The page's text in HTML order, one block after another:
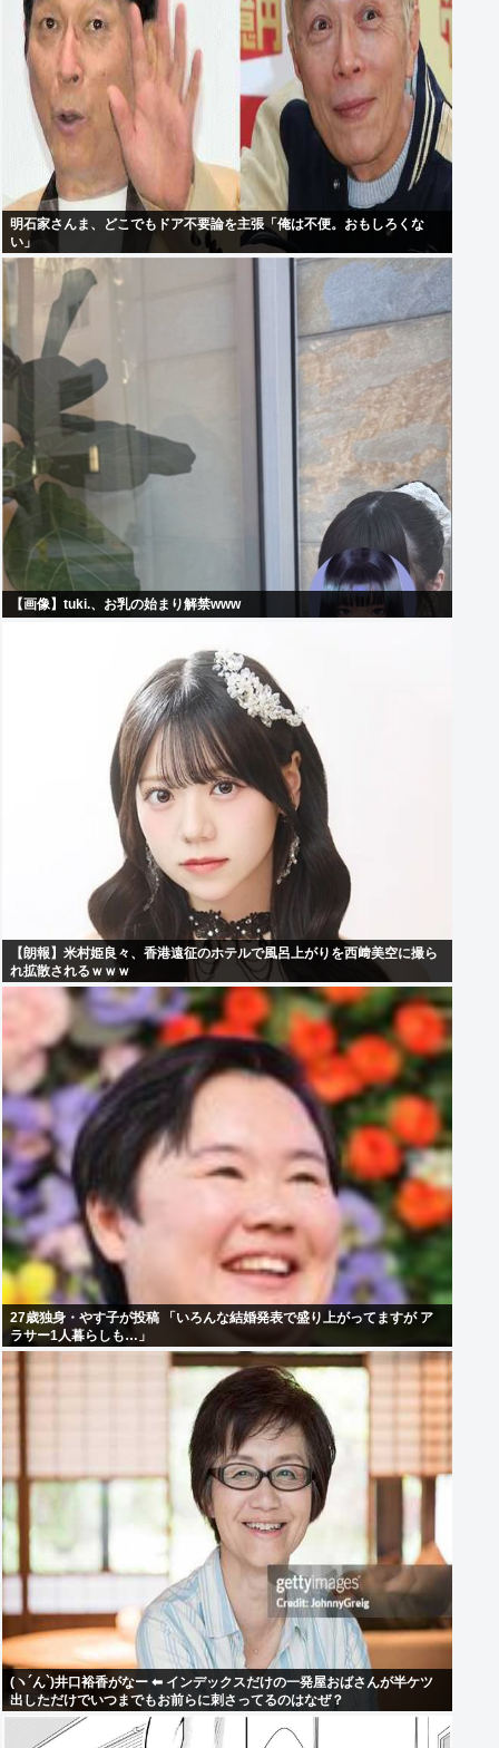
明石家さんま、どこでもドア不要論を主張「俺は不便。おもしろくな
い」
【画像】tuki.、お乳の始まり解禁www
【朗報】米村姫良々、香港遠征のホテルで風呂上がりを西﨑美空に撮ら
れ拡散されるｗｗｗ
27歳独身・やす子が投稿 「いろんな結婚発表で盛り上がってますが ア
ラサー1人暮らしも…」
(ヽ´ん`)井口裕香がなー ⬅ インデックスだけの一発屋おばさんが半ケツ
出しただけでいつまでもお前らに刺さってるのはなぜ？